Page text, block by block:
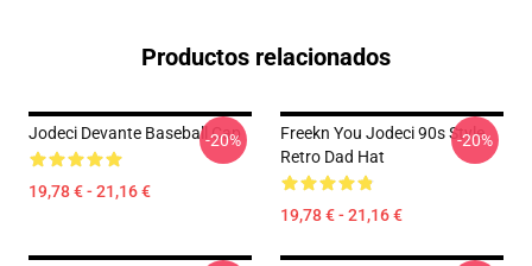
Productos relacionados
Jodeci Devante Baseball Cap
19,78 € - 21,16 €
-20%
Freekn You Jodeci 90s Style
Retro Dad Hat
19,78 € - 21,16 €
-20%